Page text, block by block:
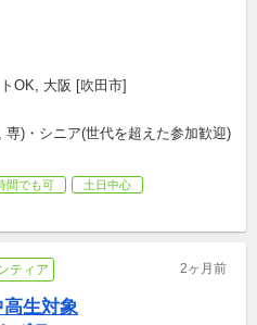
OK, 大阪 [吹田市]
)・シニア(世代を超えた参加歓迎)
間でも可
土日中心
ティア 2ヶ月前
高生対象